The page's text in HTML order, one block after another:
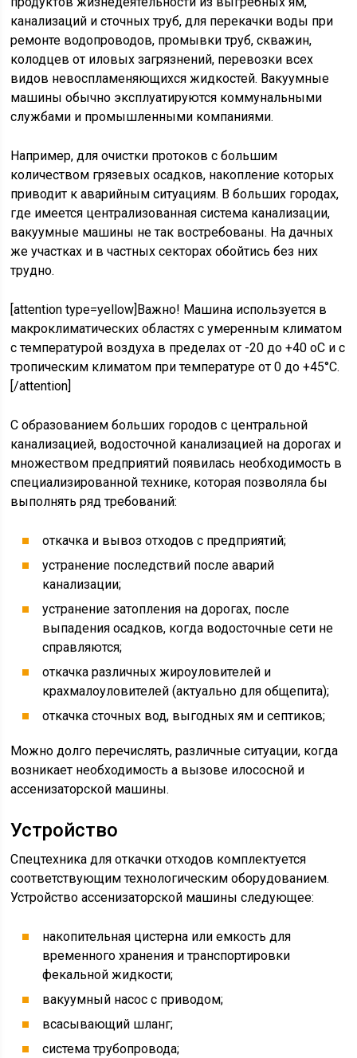
канализаций и сточных труб, для перекачки воды при
ремонте водопроводов, промывки труб, скважин,
колодцев от иловых загрязнений, перевозки всех
видов невоспламеняющихся жидкостей. Вакуумные
машины обычно эксплуатируются коммунальными
службами и промышленными компаниями.
Например, для очистки протоков с большим
количеством грязевых осадков, накопление которых
приводит к аварийным ситуациям. В больших городах,
где имеется централизованная система канализации,
вакуумные машины не так востребованы. На дачных
же участках и в частных секторах обойтись без них
трудно.
[attention type=yellow]Важно! Машина используется в
макроклиматических областях с умеренным климатом
с температурой воздуха в пределах от -20 до +40 оС и с
тропическим климатом при температуре от 0 до +45°С.
[/attention]
С образованием больших городов с центральной
канализацией, водосточной канализацией на дорогах и
множеством предприятий появилась необходимость в
специализированной технике, которая позволяла бы
выполнять ряд требований:
откачка и вывоз отходов с предприятий;
устранение последствий после аварий
канализации;
устранение затопления на дорогах, после
выпадения осадков, когда водосточные сети не
справляются;
откачка различных жироуловителей и
крахмалоуловителей (актуально для общепита);
откачка сточных вод, выгодных ям и септиков;
Можно долго перечислять, различные ситуации, когда
возникает необходимость а вызове илососной и
ассенизаторской машины.
Устройство
Спецтехника для откачки отходов комплектуется
соответствующим технологическим оборудованием.
Устройство ассенизаторской машины следующее:
накопительная цистерна или емкость для
временного хранения и транспортировки
фекальной жидкости;
вакуумный насос с приводом;
всасывающий шланг;
система трубопровода;